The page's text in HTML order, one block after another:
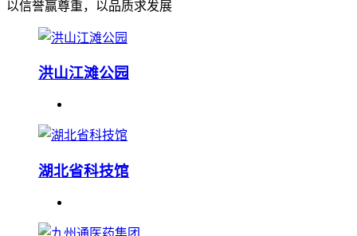
以信誉赢尊重，以品质求发展
洪山江滩公园
湖北省科技馆